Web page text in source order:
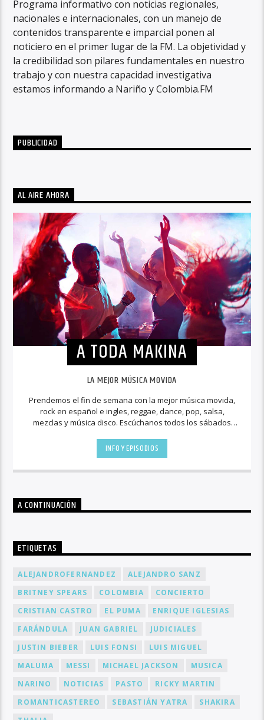
Programa informativo con noticias regionales,
nacionales e internacionales, con un manejo de
contenidos transparente e imparcial ponen al
noticiero en el primer lugar de la FM. La objetividad y
la credibilidad son pilares fundamentales en nuestro
trabajo y con nuestra capacidad investigativa
estamos informando a Nariño y Colombia.FM
PUBLICIDAD
AL AIRE AHORA
A TODA MAKINA
LA MEJOR MÚSICA MOVIDA
Prendemos el fin de semana con la mejor música movida,
rock en español e ingles, reggae, dance, pop, salsa,
mezclas y música disco. Escúchanos todos los sábados
INFO Y EPISODIOS
A CONTINUACIÓN
ETIQUETAS
ALEJANDROFERNANDEZ
ALEJANDRO SANZ
BRITNEY SPEARS
COLOMBIA
CONCIERTO
CRISTIAN CASTRO
EL PUMA
ENRIQUE IGLESIAS
FARÁNDULA
JUAN GABRIEL
JUDICIALES
JUSTIN BIEBER
LUIS FONSI
LUIS MIGUEL
MALUMA
MESSI MICHAEL JACKSON
MUSICA
NARINO
NOTICIAS PASTO
RICKY MARTIN
ROMANTICASTEREO
SEBASTIÁN YATRA
SHAKIRA